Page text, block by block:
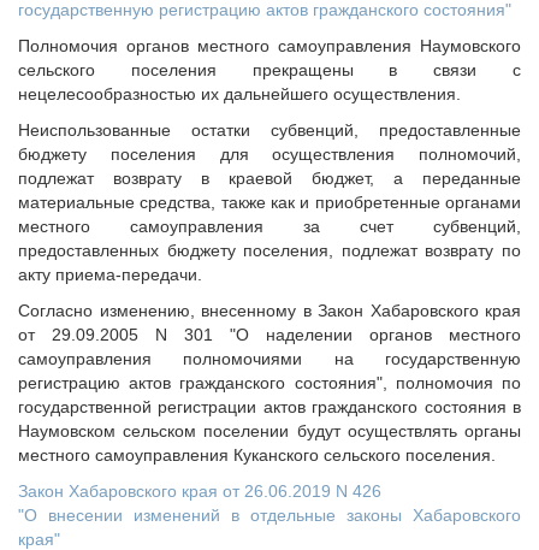
государственную регистрацию актов гражданского состояния"
Полномочия органов местного самоуправления Наумовского
сельского поселения прекращены в связи с
нецелесообразностью их дальнейшего осуществления.
Неиспользованные остатки субвенций, предоставленные
бюджету поселения для осуществления полномочий,
подлежат возврату в краевой бюджет, а переданные
материальные средства, также как и приобретенные органами
местного самоуправления за счет субвенций,
предоставленных бюджету поселения, подлежат возврату по
акту приема-передачи.
Согласно изменению, внесенному в Закон Хабаровского края
от 29.09.2005 N 301 "О наделении органов местного
самоуправления полномочиями на государственную
регистрацию актов гражданского состояния", полномочия по
государственной регистрации актов гражданского состояния в
Наумовском сельском поселении будут осуществлять органы
местного самоуправления Куканского сельского поселения.
Закон Хабаровского края от 26.06.2019 N 426
"О внесении изменений в отдельные законы Хабаровского
края"